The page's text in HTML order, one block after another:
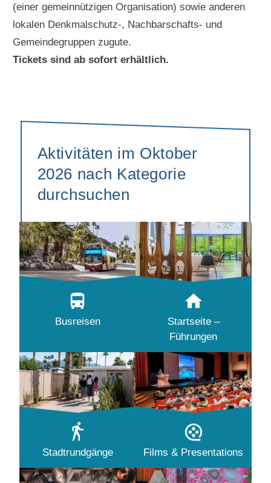
(einer gemeinnützigen Organisation) sowie anderen
lokalen Denkmalschutz-, Nachbarschafts- und
Gemeindegruppen zugute.
Tickets sind ab sofort erhältlich.
Aktivitäten im Oktober
2026 nach Kategorie
durchsuchen
Busreisen
Startseite –
Führungen
Stadtrundgänge Films & Presentations